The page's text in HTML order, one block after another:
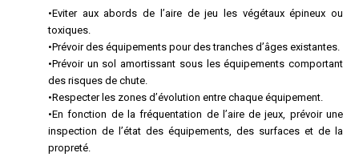
•Eviter aux abords de l’aire de jeu les végétaux épineux ou
toxiques.
•Prévoir des équipements pour des tranches d’âges existantes.
•Prévoir un sol amortissant sous les équipements comportant
des risques de chute.
•Respecter les zones d’évolution entre chaque équipement.
•En fonction de la fréquentation de l’aire de jeux, prévoir une
inspection de l’état des équipements, des surfaces et de la
propreté.